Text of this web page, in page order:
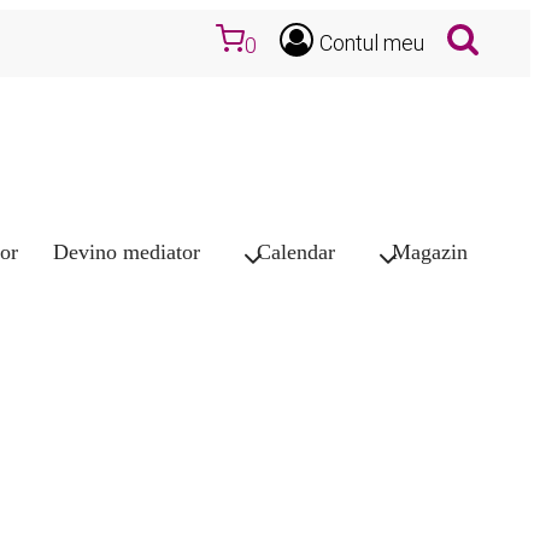
0 Contul meu
Devino mediator Calendar Magazin